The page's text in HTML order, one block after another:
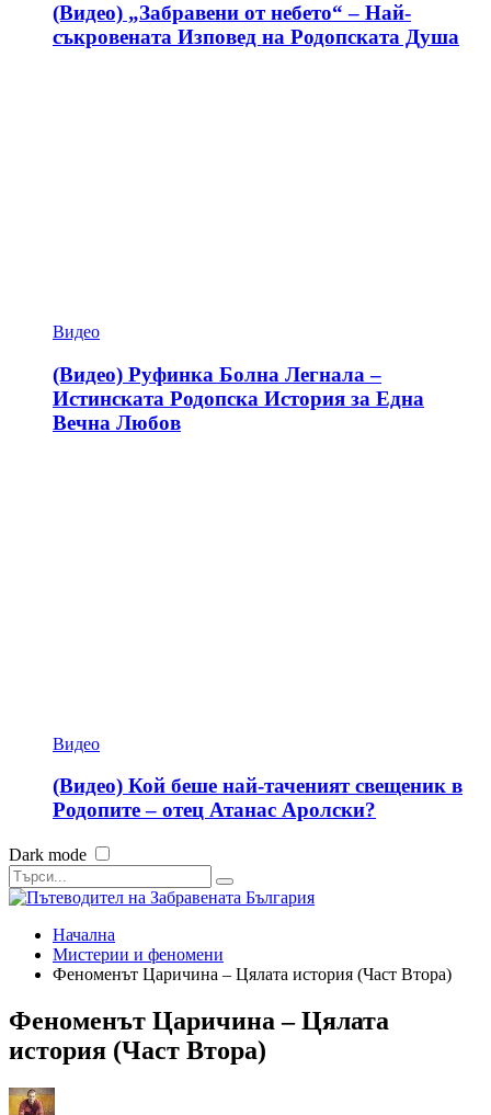
(Видео) „Забравени от небето“ – Най-
съкровената Изповед на Родопската Душа
Видео
(Видео) Руфинка Болна Легнала –
Истинската Родопска История за Една
Вечна Любов
Видео
(Видео) Кой беше най-таченият свещеник в
Родопите – отец Атанас Аролски?
Dark mode
Начална
Мистерии и феномени
Феноменът Царичина – Цялата история (Част Втора)
Феноменът Царичина – Цялата
история (Част Втора)